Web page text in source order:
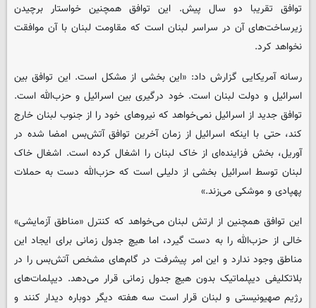
توافق تقریبا دو سال پیش. این توافق همچنین خواستار برچیدن
زیرساخت‌های آن در سراسر لبنان است که مقاومت لبنان با آن موافقت
نخواهد کرد.
رسانه آمریکایی گزارش داد: «این بخشی از مشکل است. این توافق بین
اسرائیل و دولت لبنان است. خود درگیری بین اسرائیل و حزب‌الله است.
توافق جدید از اسرائیل نمی‌خواهد که نیروهای خود را از جنوب لبنان خارج
کند، حتی با اینکه اسرائیل از زمان آخرین توافق آتش‌بس امضا شده در
آوریل، بخش فزاینده‌ای از خاک لبنان را اشغال کرده است. اشغال خاک
لبنان توسط اسرائیل بخشی از دلیلی است که حزب‌الله دست به حملات
پهپادی و موشکی می‌زند.»
این توافق همچنین از ارتش لبنان می‌خواهد که کنترل «مناطق آزمایشی»
خالی از حزب‌الله را به دست گیرد، اما هیچ جدول زمانی برای ایجاد این
مناطق وجود ندارد و این امر پیشرفت در گام‌های مشخص آتش‌بس را در
بلاتکلیفی دیپلماتیک بدون هیچ جدول زمانی قرار می‌دهد. دیپلمات‌های
رژیم صهیونیستی و لبنان قرار است سه هفته دیگر دوباره دیدار کنند و